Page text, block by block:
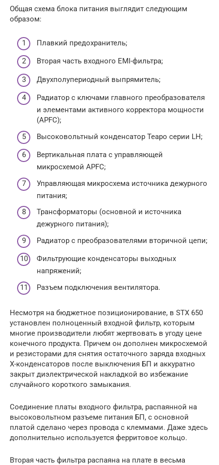
Общая схема блока питания выглядит следующим
образом:
Плавкий предохранитель;
Вторая часть входного EMI-фильтра;
Двухполупериодный выпрямитель;
Радиатор с ключами главного преобразователя
и элементами активного корректора мощности
(APFC);
Высоковольтный конденсатор Teapo серии LH;
Вертикальная плата с управляющей
микросхемой APFC;
Управляющая микросхема источника дежурного
питания;
Трансформаторы (основной и источника
дежурного питания);
Радиатор с преобразователями вторичной цепи;
Фильтрующие конденсаторы выходных
напряжений;
Разъем подключения вентилятора.
Несмотря на бюджетное позиционирование, в STX 650
установлен полноценный входной фильтр, которым
многие производители любят жертвовать в угоду цене
конечного продукта. Причем он дополнен микросхемой
и резисторами для снятия остаточного заряда входных
Х-конденсаторов после выключения БП и аккуратно
закрыт диэлектрической накладкой во избежание
случайного короткого замыкания.
Соединение платы входного фильтра, распаянной на
высоковольтном разъеме питания БП, с основной
платой сделано через провода с клеммами. Даже здесь
дополнительно используется ферритовое кольцо.
Вторая часть фильтра распаяна на плате в весьма